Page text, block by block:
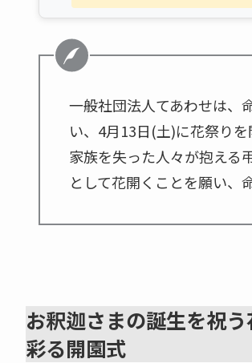
一般社団法人てあわせは、
い、4月13日(土)に花祭りを
家族を失った人々が抱える
として花開くことを願い、
お釈迦さまの誕生を祝
彩る開園式